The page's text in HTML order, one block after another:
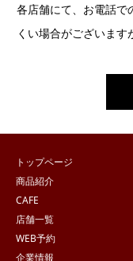
各店舗にて、お電話で
くい場合がございま
トップページ
商品紹介
CAFE
店舗一覧
WEB予約
企業情報